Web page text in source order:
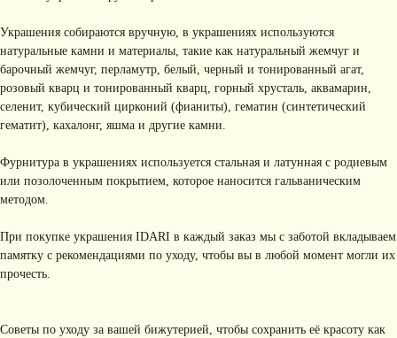
Украшения собираются вручную, в украшениях используются
натуральные камни и материалы, такие как натуральный жемчуг и
барочный жемчуг, перламутр, белый, черный и тонированный агат,
розовый кварц и тонированный кварц, горный хрусталь, аквамарин,
селенит, кубический цирконий (фианиты), гематин (синтетический
гематит), кахалонг, яшма и другие камни.
Фурнитура в украшениях используется стальная и латунная с родиевым
или позолоченным покрытием, которое наносится гальваническим
методом.
При покупке украшения IDARI в каждый заказ мы с заботой вкладываем
памятку с рекомендациями по уходу, чтобы вы в любой момент могли их
прочесть.
Советы по уходу за вашей бижутерией, чтобы сохранить её красоту как